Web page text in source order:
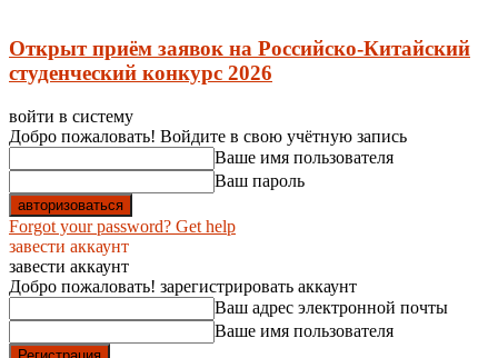
Открыт приём заявок на Российско-Китайский
студенческий конкурс 2026
войти в систему
Добро пожаловать! Войдите в свою учётную запись
Ваше имя пользователя
Ваш пароль
Forgot your password? Get help
завести аккаунт
завести аккаунт
Добро пожаловать! зарегистрировать аккаунт
Ваш адрес электронной почты
Ваше имя пользователя